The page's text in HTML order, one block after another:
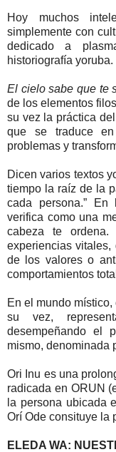
Hoy muchos
simplemente con
dedicado a
historiografía yoruba.
El cielo sabe que te
de los elementos
su vez la práctica
que se traduce
problemas y
Dicen varios textos
tiempo la raíz de la
cada persona.”
verifica como una
cabeza te
experiencias
de los valores o
comportamientos
En el mundo
su vez,
desempeñando el
mismo, denominada
Ori Inu es una
radicada en ORUN
la persona ubicada
Orí Ode consituye la
ELEDA WA: